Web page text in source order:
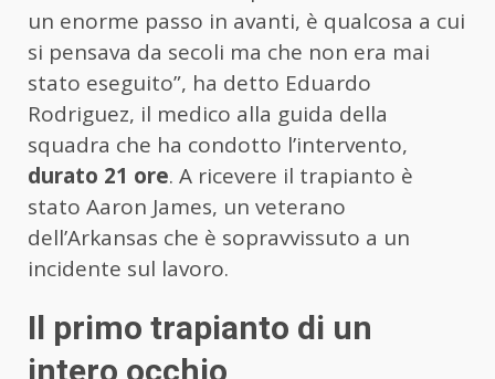
un enorme passo in avanti, è qualcosa a cui
si pensava da secoli ma che non era mai
stato eseguito”, ha detto Eduardo
Rodriguez, il medico alla guida della
squadra che ha condotto l’intervento,
durato 21 ore. A ricevere il trapianto è
stato Aaron James, un veterano
dell’Arkansas che è sopravvissuto a un
incidente sul lavoro.
Il primo trapianto di un
intero occhio